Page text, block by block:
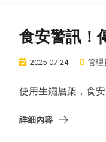
食安警訊！
2025-07-24 管理
使用生鏽層架，食
詳細內容